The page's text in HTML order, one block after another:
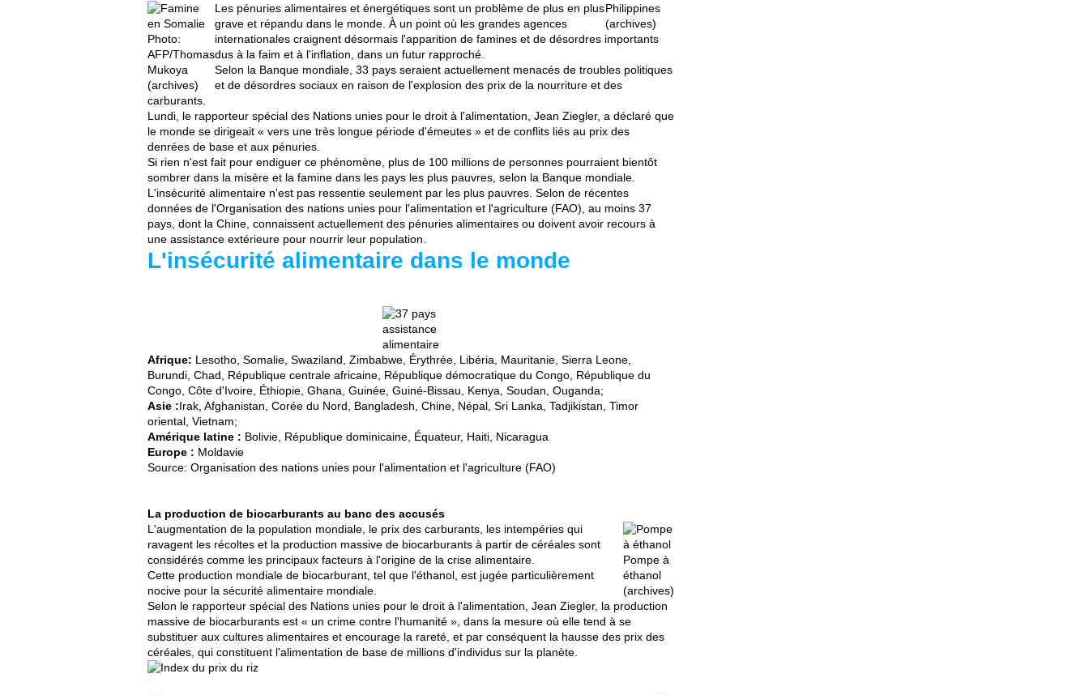
Philippines
(archives)
Photo:
AFP/Thomas
Mukoya
(archives)
Les pénuries alimentaires et énergétiques sont un problème de plus en plus
grave et répandu dans le monde. À un point où les grandes agences
internationales craignent désormais l'apparition de famines et de désordres importants
dus à la faim et à l'inflation, dans un futur rapproché.
Selon la Banque mondiale, 33 pays seraient actuellement menacés de troubles politiques
et de désordres sociaux en raison de l'explosion des prix de la nourriture et des
carburants.
Lundi, le rapporteur spécial des Nations unies pour le droit à l'alimentation, Jean Ziegler, a déclaré que
le monde se dirigeait « vers une très longue période d'émeutes » et de conflits liés au prix des
denrées de base et aux pénuries.
Si rien n'est fait pour endiguer ce phénomène, plus de 100 millions de personnes pourraient bientôt
sombrer dans la misère et la famine dans les pays les plus pauvres, selon la Banque mondiale.
L'insécurité alimentaire n'est pas ressentie seulement par les plus pauvres. Selon de récentes
données de l'Organisation des nations unies pour l'alimentation et l'agriculture (FAO), au moins 37
pays, dont la Chine, connaissent actuellement des pénuries alimentaires ou doivent avoir recours à
une assistance extérieure pour nourrir leur population.
L'insécurité alimentaire dans le monde
Afrique: Lesotho, Somalie, Swaziland, Zimbabwe, Érythrée, Libéria, Mauritanie, Sierra Leone,
Burundi, Chad, République centrale africaine, République démocratique du Congo, République du
Congo, Côte d'Ivoire, Éthiopie, Ghana, Guinée, Guiné-Bissau, Kenya, Soudan, Ouganda;
Asie :Irak, Afghanistan, Corée du Nord, Bangladesh, Chine, Népal, Sri Lanka, Tadjikistan, Timor
oriental, Vietnam;
Amérique latine : Bolivie, République dominicaine, Équateur, Haiti, Nicaragua
Europe : Moldavie
Source: Organisation des nations unies pour l'alimentation et l'agriculture (FAO)
La production de biocarburants au banc des accusés
Pompe à
éthanol
(archives)
L'augmentation de la population mondiale, le prix des carburants, les intempéries qui
ravagent les récoltes et la production massive de biocarburants à partir de céréales sont
considérés comme les principaux facteurs à l'origine de la crise alimentaire.
Cette production mondiale de biocarburant, tel que l'éthanol, est jugée particulièrement
nocive pour la sécurité alimentaire mondiale.
Selon le rapporteur spécial des Nations unies pour le droit à l'alimentation, Jean Ziegler, la production
massive de biocarburants est « un crime contre l'humanité », dans la mesure où elle tend à se
substituer aux cultures alimentaires et encourage la rareté, et par conséquent la hausse des prix des
céréales, qui constituent l'alimentation de base de millions d'individus sur la planète.